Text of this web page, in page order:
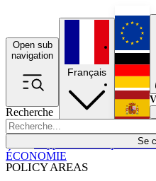
Open sub
navigation
Recherche
Se
POLICY AREAS
Français
ÉCONOMIE